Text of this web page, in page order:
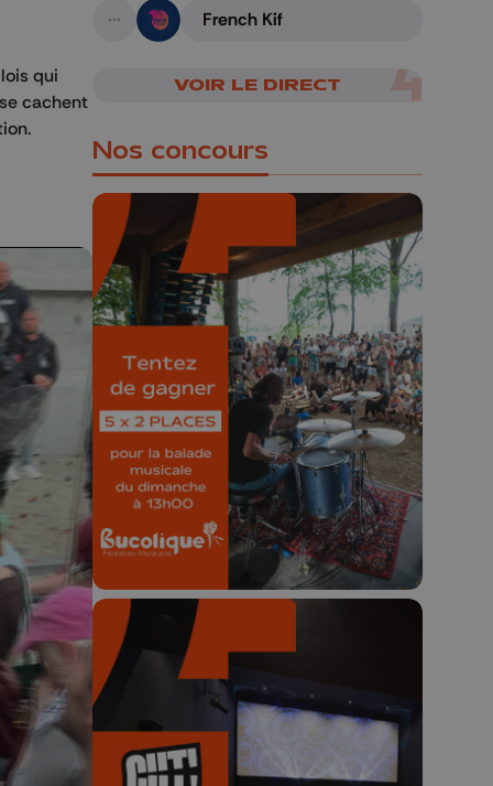
qui
cachent
A suivre
French Kif
VOIR LE DIRECT
Nos concours
🎁 Gagnez 5x2
places pour le
Bucolique Ferrières
Festival 🌿🎶
Concours valable jusqu'au 9 août,
23h59.
🎬 Concours CUT x
Les Grignoux ✨